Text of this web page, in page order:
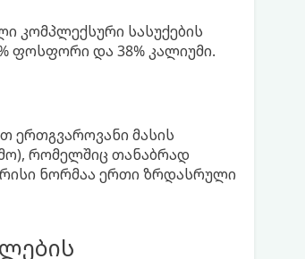
კომპლექსური სასუქების
ფოსფორი და 38% კალიუმი.
ერთგვაროვანი მასის
რომელშიც თანაბრად
ნორმაა ერთი ზრდასრული